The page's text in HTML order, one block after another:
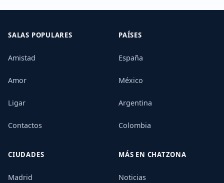
SALAS POPULARES
Amistad
Amor
Ligar
Contactos
PAÍSES
España
México
Argentina
Colombia
CIUDADES
Madrid
MÁS EN CHATZONA
Noticias